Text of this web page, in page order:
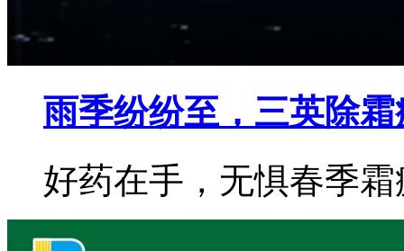
雨季纷纷至，三英除霜
好药在手，无惧春季